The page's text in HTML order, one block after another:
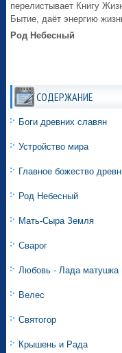
перелистывает Книгу
Бытие, даёт энергию
Род Небесный
СОДЕРЖАНИЕ
Боги древних славян
Устройство мира
Главное божество
Род Небесный
Мать-Сыра Земля
Сварог
Любовь - Лада матушка
Велес
Святогор
Крышень и Рада